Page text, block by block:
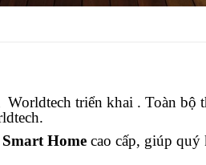
triển khai . Toàn bộ
Home cao cấp, giúp quý